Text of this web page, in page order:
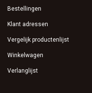
Bestellingen
Klant adressen
Vergelijk productenlijst
Winkelwagen
Verlanglijst